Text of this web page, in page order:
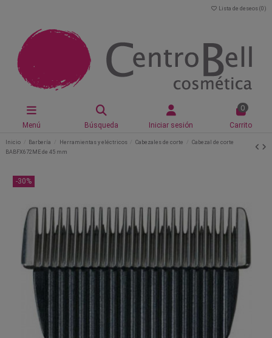
Lista de deseos (0 )
Menú Búsqueda Iniciar sesión
0
Carrito
Inicio Barbería Herramientas y eléctricos Cabezales de corte
Cabezal de corte
BABFX672ME de 45 mm
-30%